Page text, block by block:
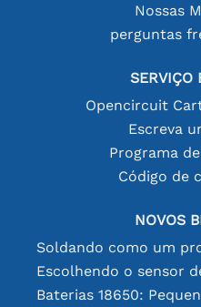
Nossas
perguntas
SERVIÇO
Opencircuit
Escreva
Programa
Código de
NOVOS